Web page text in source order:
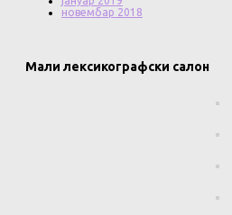
новембар 2018
Мали лексикографски салон